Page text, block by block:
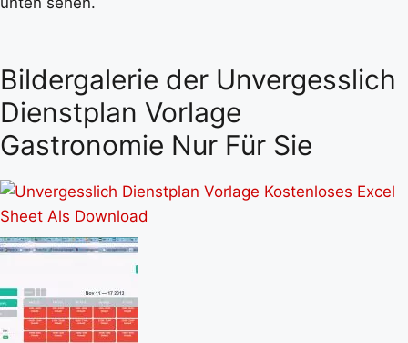
Bildergalerie der Unvergesslich
Dienstplan Vorlage
Gastronomie Nur Für Sie